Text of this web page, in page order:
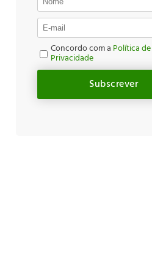
Concordo com a Política de
Privacidade
Subscrever